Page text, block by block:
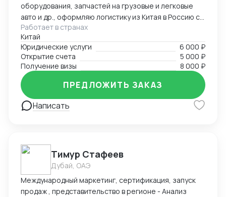
оборудования, запчастей на грузовые и легковые
авто и др., оформляю логистику из Китая в Россию со
всеми сопроводительными документами под ключ.
Предоставляю услуги вашего представительства в
Китае, помогаю с регистрацией компаний, а также
есть опыт в открытии и автоматизации онлайн
магазинов на платформах Taobao, 1688, Meituan,
Jingdong. Помогаю найти поставщиков, наладить
производство, вести переговоры с китайской
стороной. Занимаюсь поиском и отправкой товаров
Работает в странах
Китай
Юридические услуги
6 000 ₽
Открытие счета
5 000 ₽
Получение визы
8 000 ₽
Написать
ПРЕДЛОЖИТЬ ЗАКАЗ
Тимур Стафеев
Дубай, ОАЭ
Международный маркетинг, сертификация, запуск
продаж , представительство в регионе - Анализ